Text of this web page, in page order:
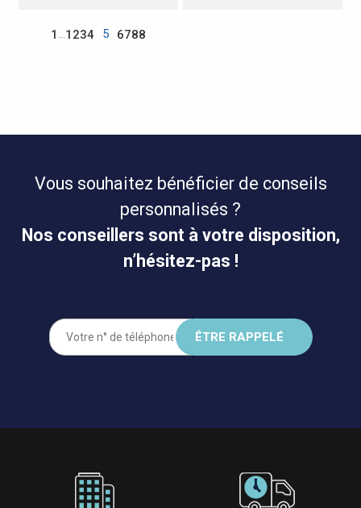
1 1 234 5 6788
Vous souhaitez bénéficier de conseils
personnalisés ?
Nos conseillers sont à votre disposition,
n’hésitez-pas !